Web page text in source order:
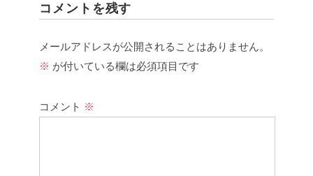
コメントを残す
メールアドレスが公開されることはありません。
※ が付いている欄は必須項目です
コメント ※